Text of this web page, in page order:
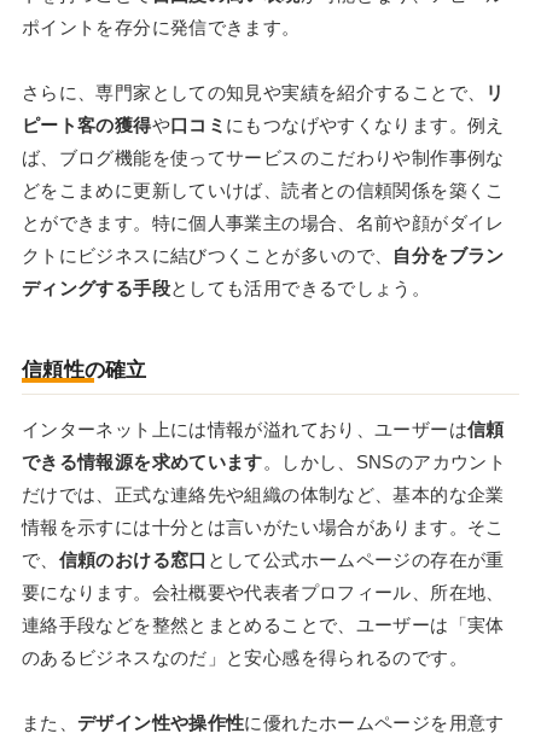
ポイントを存分に発信できます。
さらに、専門家としての知見や実績を紹介することで、
リ
ピート客の獲得や口コミ にもつなげやすくなります。例え
ば、ブログ機能を使ってサービスのこだわりや制作事例な
どをこまめに更新していけば、読者との信頼関係を築くこ
とができます。特に個人事業主の場合、名前や顔がダイレ
クトにビジネスに結びつくことが多いので、 自分をブラン
ディングする手段としても活用できるでしょう。
信頼性の確立
インターネット上には情報が溢れており、ユーザーは信頼
できる情報源を求めています。しかし、SNSのアカウント
だけでは、正式な連絡先や組織の体制など、基本的な企業
情報を示すには十分とは言いがたい場合があります。そこ
で、 信頼のおける窓口 として公式ホームページの存在が重
要になります。会社概要や代表者プロフィール、所在地、
連絡手段などを整然とまとめることで、ユーザーは「実体
のあるビジネスなのだ」と安心感を得られるのです。
また、デザイン性や操作性に優れたホームページを用意す